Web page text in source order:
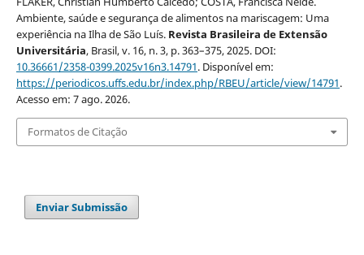
Ambiente, saúde e segurança de alimentos na mariscagem: Uma
experiência na Ilha de São Luís. Revista Brasileira de Extensão
Universitária, Brasil, v. 16, n. 3, p. 363–375, 2025. DOI:
10.36661/2358-0399.2025v16n3.14791. Disponível em:
https://periodicos.uffs.edu.br/index.php/RBEU/article/view/14791.
Acesso em: 7 ago. 2026.
Formatos de Citação
Enviar Submissão